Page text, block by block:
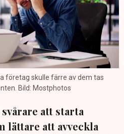
företag skulle färre av dem tas
Bild: Mostphotos
att starta
lättare att avveckla